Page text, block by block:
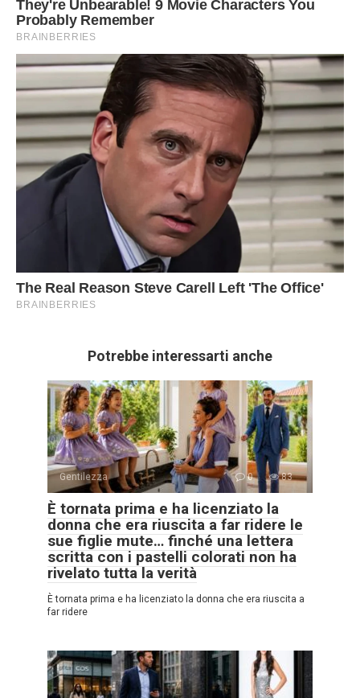
Potrebbe interessarti anche
Gentilezza 0 83
È tornata prima e ha licenziato la
donna che era riuscita a far ridere le
sue figlie mute… finché una lettera
scritta con i pastelli colorati non ha
rivelato tutta la verità
È tornata prima e ha licenziato la donna che era riuscita a
far ridere